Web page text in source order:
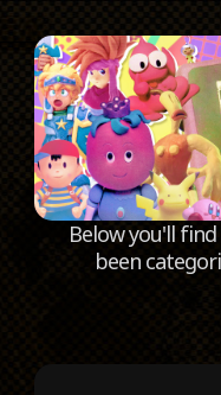
Below you'll
been